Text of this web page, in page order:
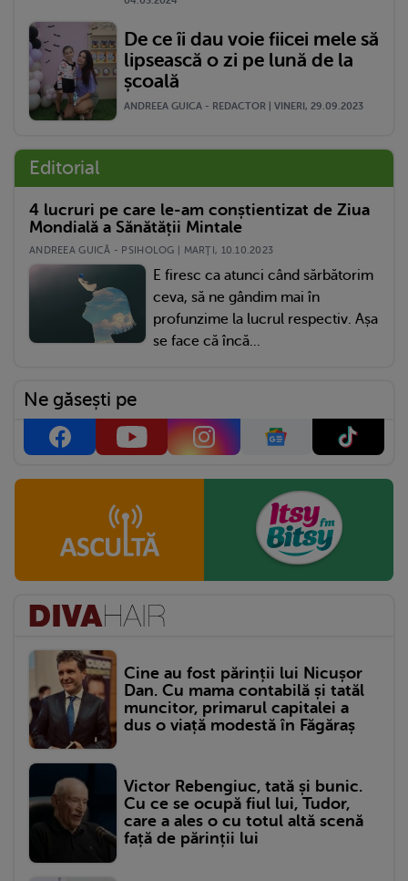
De ce îi dau voie fiicei mele să
lipsească o zi pe lună de la
școală
ANDREEA GUICA - REDACTOR | VINERI, 29.09.2023
Editorial
4 lucruri pe care le-am conștientizat de Ziua
Mondială a Sănătății Mintale
ANDREEA GUICĂ - PSIHOLOG | MARŢI, 10.10.2023
E firesc ca atunci când sărbătorim
ceva, să ne gândim mai în
profunzime la lucrul respectiv. Așa
se face că încă...
Ne găsești pe
Cine au fost părinții lui Nicușor
Dan. Cu mama contabilă și tatăl
muncitor, primarul capitalei a
dus o viață modestă în Făgăraș
Victor Rebengiuc, tată și bunic.
Cu ce se ocupă fiul lui, Tudor,
care a ales o cu totul altă scenă
față de părinții lui